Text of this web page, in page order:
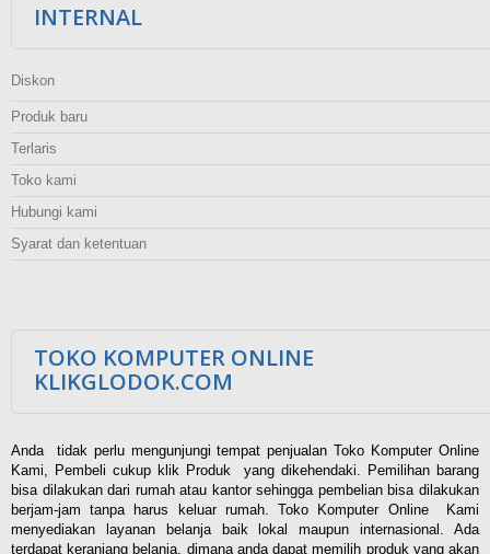
INTERNAL
Diskon
Produk baru
Terlaris
Toko kami
Hubungi kami
Syarat dan ketentuan
TOKO KOMPUTER ONLINE
KLIKGLODOK.COM
Anda tidak perlu mengunjungi tempat penjualan Toko Komputer Online
Kami, Pembeli cukup klik Produk yang dikehendaki. Pemilihan barang
bisa dilakukan dari rumah atau kantor sehingga pembelian bisa dilakukan
berjam-jam tanpa harus keluar rumah. Toko Komputer Online Kami
menyediakan layanan belanja baik lokal maupun internasional. Ada
terdapat keranjang belanja, dimana anda dapat memilih produk yang akan